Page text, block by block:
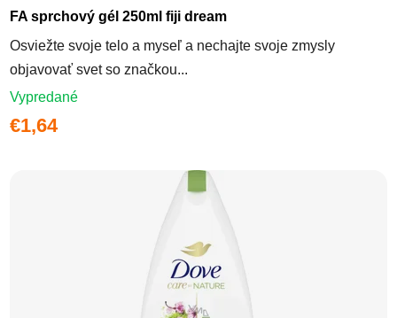
FA sprchový gél 250ml fiji dream
Osviežte svoje telo a myseľ a nechajte svoje zmysly
objavovať svet so značkou...
Vypredané
€1,64